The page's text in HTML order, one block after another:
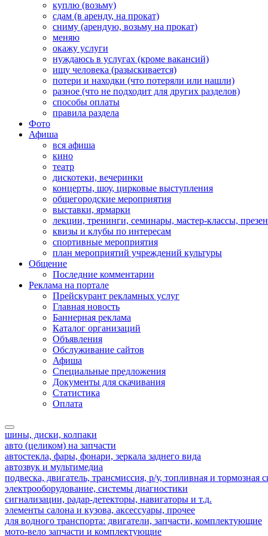
куплю (возьму)
сдам (в аренду, на прокат)
сниму (арендую, возьму на прокат)
меняю
окажу услуги
нуждаюсь в услугах (кроме вакансий)
ищу человека (разыскивается)
потери и находки (что потеряли или нашли)
разное (что не подходит для других разделов)
способы оплаты
правила раздела
Фото
Афиша
вся афиша
кино
театр
дискотеки, вечеринки
концерты, шоу, цирковые выступления
общегородские мероприятия
выставки, ярмарки
лекции, тренинги, семинары, мастер-классы,
квизы и клубы по интересам
спортивные мероприятия
план мероприятий учреждений культуры
Общение
Последние комментарии
Реклама на портале
Прейскурант рекламных услуг
Главная новость
Баннерная реклама
Каталог организаций
Объявления
Обслуживание сайтов
Афиша
Специальные предложения
Документы для скачивания
Статистика
Оплата
шины, диски, колпаки
авто (целиком) на запчасти
автостекла, фары, фонари, зеркала заднего вида
автозвук и мультимедиа
подвеска, двигатель, трансмиссия, р/у, топливная и тормозная
электрооборудование, системы диагностики
сигнализации, радар-детекторы, навигаторы и т.д.
элементы салона и кузова, аксессуары, прочее
для водного транспорта: двигатели, запчасти, комплектующие
мото-вело запчасти и комплектующие